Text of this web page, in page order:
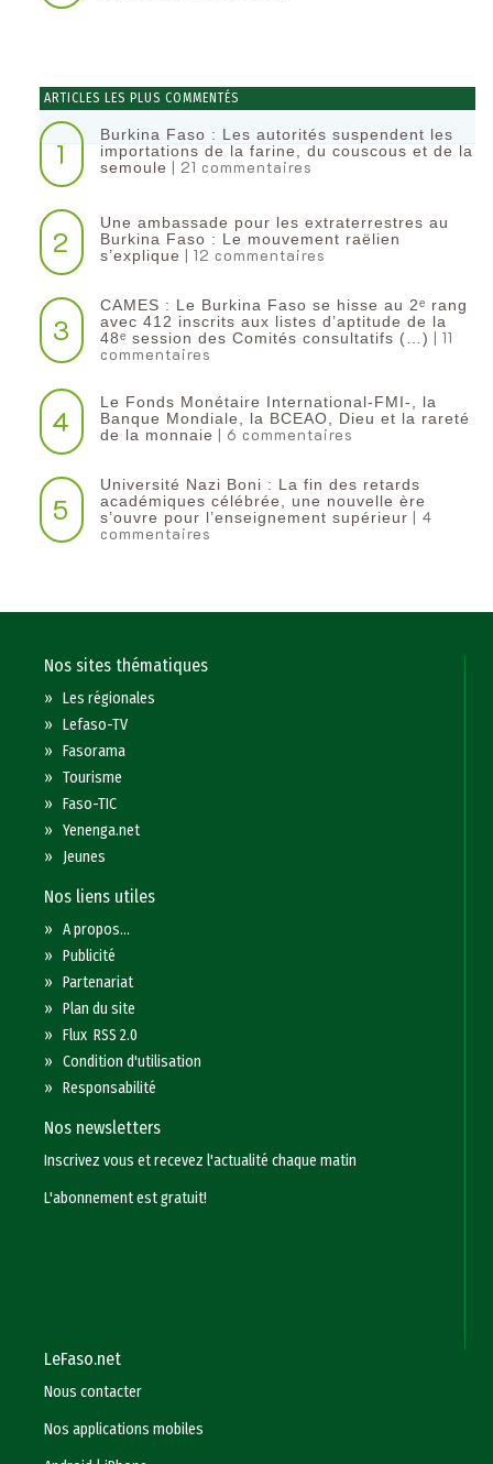
ARTICLES LES PLUS COMMENTÉS
1
Burkina Faso : Les autorités suspendent les
importations de la farine, du couscous et de la
semoule | 21 commentaires
2
Une ambassade pour les extraterrestres au
Burkina Faso : Le mouvement raëlien
s’explique | 12 commentaires
3
CAMES : Le Burkina Faso se hisse au 2ᵉ rang
avec 412 inscrits aux listes d’aptitude de la
48ᵉ session des Comités consultatifs (…) | 11
commentaires
4
Le Fonds Monétaire International-FMI-, la
Banque Mondiale, la BCEAO, Dieu et la rareté
de la monnaie | 6 commentaires
5
Université Nazi Boni : La fin des retards
académiques célébrée, une nouvelle ère
s’ouvre pour l’enseignement supérieur | 4
commentaires
Nos sites thématiques
»Les régionales
»Lefaso-TV
»Fasorama
»Tourisme
»Faso-TIC
»Yenenga.net
» Jeunes
Nos liens utiles
»A propos...
»Publicité
»Partenariat
»Plan du site
»Flux RSS 2.0
»Condition d'utilisation
»Responsabilité
Nos newsletters
Inscrivez vous et recevez l'actualité chaque matin
L'abonnement est gratuit!
LeFaso.net
Nous contacter
Nos applications mobiles